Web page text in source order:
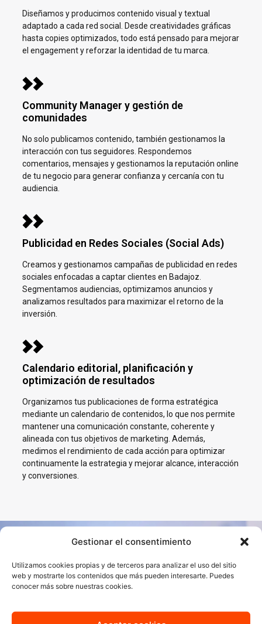
Gestionar el consentimiento
Utilizamos cookies propias y de terceros para analizar el uso del sitio
web y mostrarte los contenidos que más pueden interesarte. Puedes
conocer más sobre nuestras cookies.
Diseñamos y producimos contenido visual y textual
adaptado a cada red social. Desde creatividades gráficas
hasta copies optimizados, todo está pensado para mejorar
el engagement y reforzar la identidad de tu marca.
Community Manager y gestión de
comunidades
No solo publicamos contenido, también gestionamos la
interacción con tus seguidores. Respondemos
comentarios, mensajes y gestionamos la reputación online
de tu negocio para generar confianza y cercanía con tu
audiencia.
Publicidad en Redes Sociales (Social Ads)
Creamos y gestionamos campañas de publicidad en redes
sociales enfocadas a captar clientes en Badajoz.
Segmentamos audiencias, optimizamos anuncios y
analizamos resultados para maximizar el retorno de la
inversión.
Calendario editorial, planificación y
optimización de resultados
Organizamos tus publicaciones de forma estratégica
mediante un calendario de contenidos, lo que nos permite
mantener una comunicación constante, coherente y
alineada con tus objetivos de marketing. Además,
medimos el rendimiento de cada acción para optimizar
continuamente la estrategia y mejorar alcance, interacción
y conversiones.
Impulsamos tu negocio en
Redes Sociales en Badajoz
estrategias reales, cercanas y orientadas a resultados.